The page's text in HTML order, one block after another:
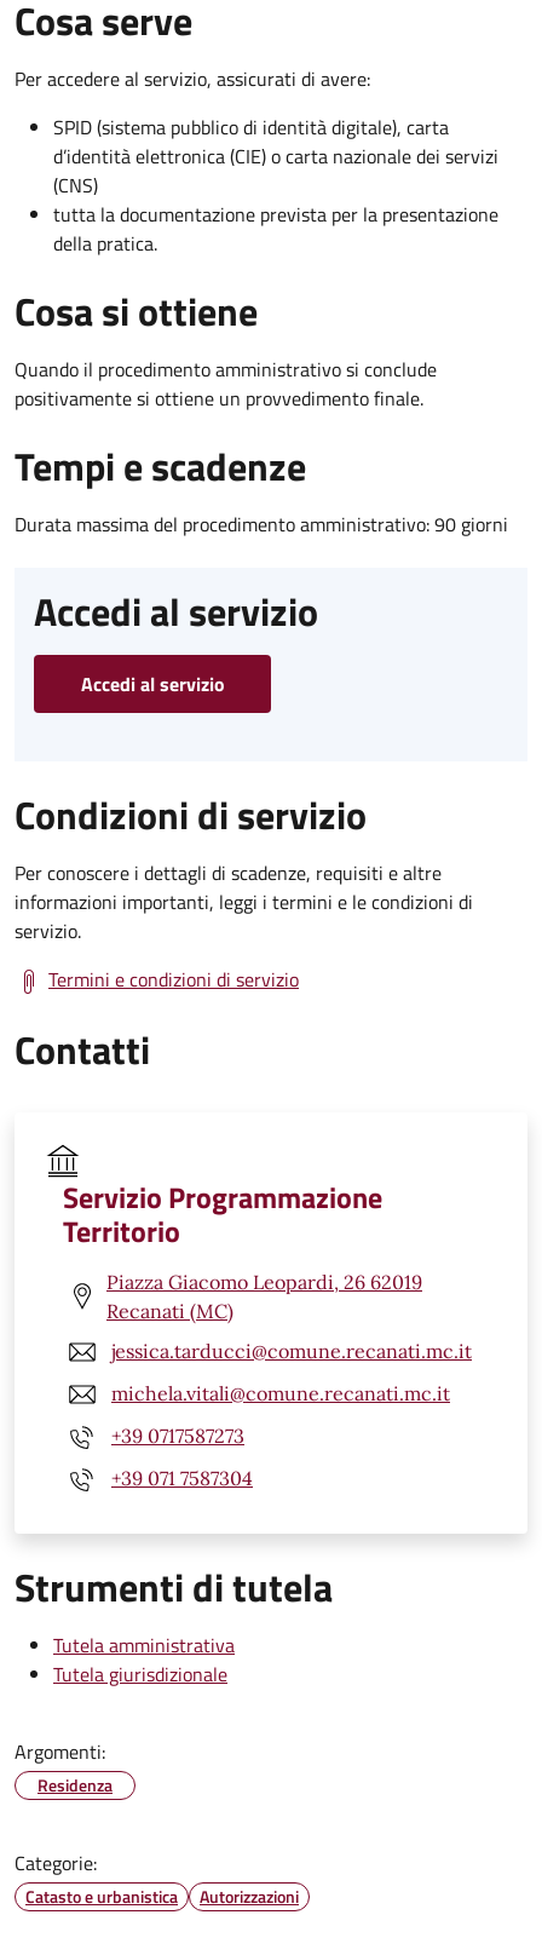
Cosa serve
Per accedere al servizio, assicurati di avere:
SPID (sistema pubblico di identità digitale), carta
d’identità elettronica (CIE) o carta nazionale dei servizi
(CNS)
tutta la documentazione prevista per la presentazione
della pratica.
Cosa si ottiene
Quando il procedimento amministrativo si conclude
positivamente si ottiene un provvedimento finale.
Tempi e scadenze
Durata massima del procedimento amministrativo: 90 giorni
Accedi al servizio
Accedi al servizio
Condizioni di servizio
Per conoscere i dettagli di scadenze, requisiti e altre
informazioni importanti, leggi i termini e le condizioni di
servizio.
Termini e condizioni di servizio
Contatti
Servizio Programmazione
Territorio
Piazza Giacomo Leopardi, 26 62019
Recanati (MC)
jessica.tarducci@comune.recanati.mc.it
michela.vitali@comune.recanati.mc.it
+39 0717587273
+39 071 7587304
Strumenti di tutela
Tutela amministrativa
Tutela giurisdizionale
Argomenti:
Residenza
Categorie:
Catasto e urbanistica Autorizzazioni